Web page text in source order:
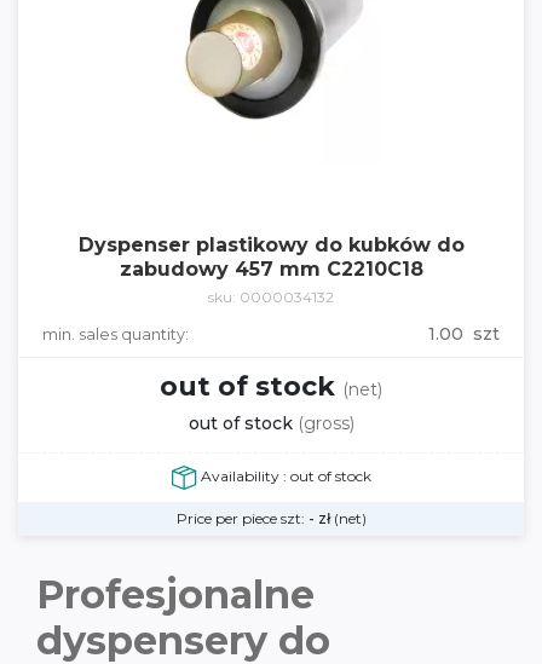
Dyspenser plastikowy do kubków do
zabudowy 457 mm C2210C18
sku: 0000034132
min. sales quantity: 1.00 szt
out of stock (net)
out of stock (gross)
Availability : out of stock
Price per piece szt: - zł(net)
Profesjonalne
dyspensery do